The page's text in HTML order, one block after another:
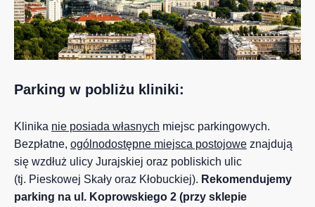
Parking w pobliżu kliniki:
Klinika nie posiada własnych miejsc parkingowych.
Bezpłatne, ogólnodostępne miejsca postojowe znajdują
się wzdłuż ulicy Jurajskiej oraz pobliskich ulic
(tj. Pieskowej Skały oraz Kłobuckiej). Rekomendujemy
parking na ul. Koprowskiego 2 (przy sklepie